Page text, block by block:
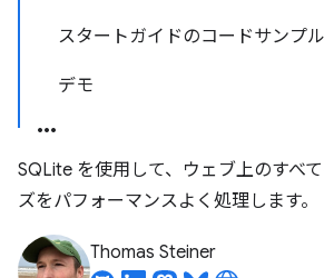
スタートガイドのコードサンプル
デモ
SQLite を使用して、ウェブ上のすべ
ズをパフォーマンスよく処理します。
Thomas Steiner